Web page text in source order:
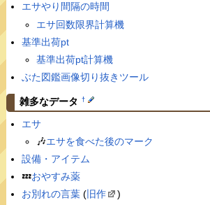
エサやり間隔の時間
エサ回数限界計算機
基準出荷pt
基準出荷pt計算機
ぶた図鑑画像切り抜きツール
雑多なデータ †
エサ
🎶エサを食べた後のマーク
設備・アイテム
💤おやすみ薬
お別れの言葉(旧作
)